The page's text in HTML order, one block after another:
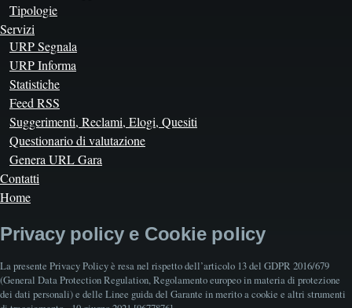
Tipologie
Servizi
URP Segnala
URP Informa
Statistiche
Feed RSS
Suggerimenti, Reclami, Elogi, Quesiti
Questionario di valutazione
Genera URL Gara
Contatti
Home
Privacy policy e Cookie policy
La presente Privacy Policy è resa nel rispetto dell’articolo 13 del GDPR 2016/679
(General Data Protection Regulation, Regolamento europeo in materia di protezione
dei dati personali) e delle Linee guida del Garante in merito a cookie e altri strumenti